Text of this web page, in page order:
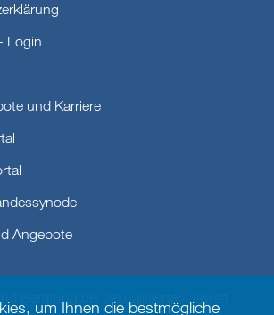
Login
und Karriere
Angebote
um Ihnen die bestmögliche